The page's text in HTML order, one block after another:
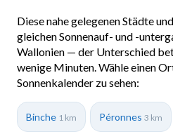
Diese nahe gelegenen Städte
gleichen Sonnenauf- und -
Wallonien — der Unterschied
wenige Minuten. Wähle einen
Sonnenkalender zu sehen:
Binche 1 km Péronnes 3 km